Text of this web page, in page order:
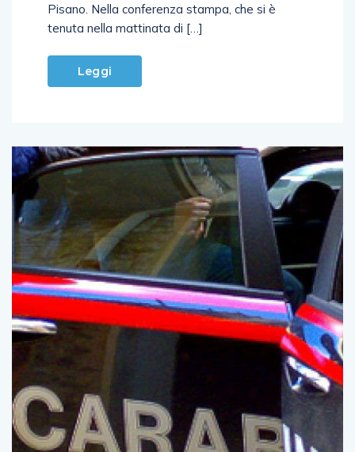
Pisano. Nella conferenza stampa, che si è
tenuta nella mattinata di […]
Leggi